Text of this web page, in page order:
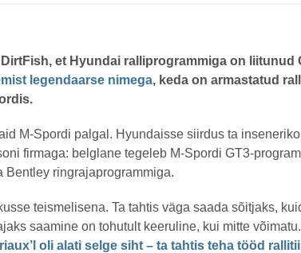
et Hyundai ralliprogrammiga on liitunud
legendaarse nimega, keda on armastatud
M-Spordi palgal. Hyundaisse siirdus ta
firmaga: belglane tegeleb M-Spordi GT3-
Bentley ringrajaprogrammiga.
teismelisena. Ta tahtis väga saada sõitjaks,
saamine on tohutult keeruline, kui mitte
oli alati selge siht – ta tahtis teha tööd